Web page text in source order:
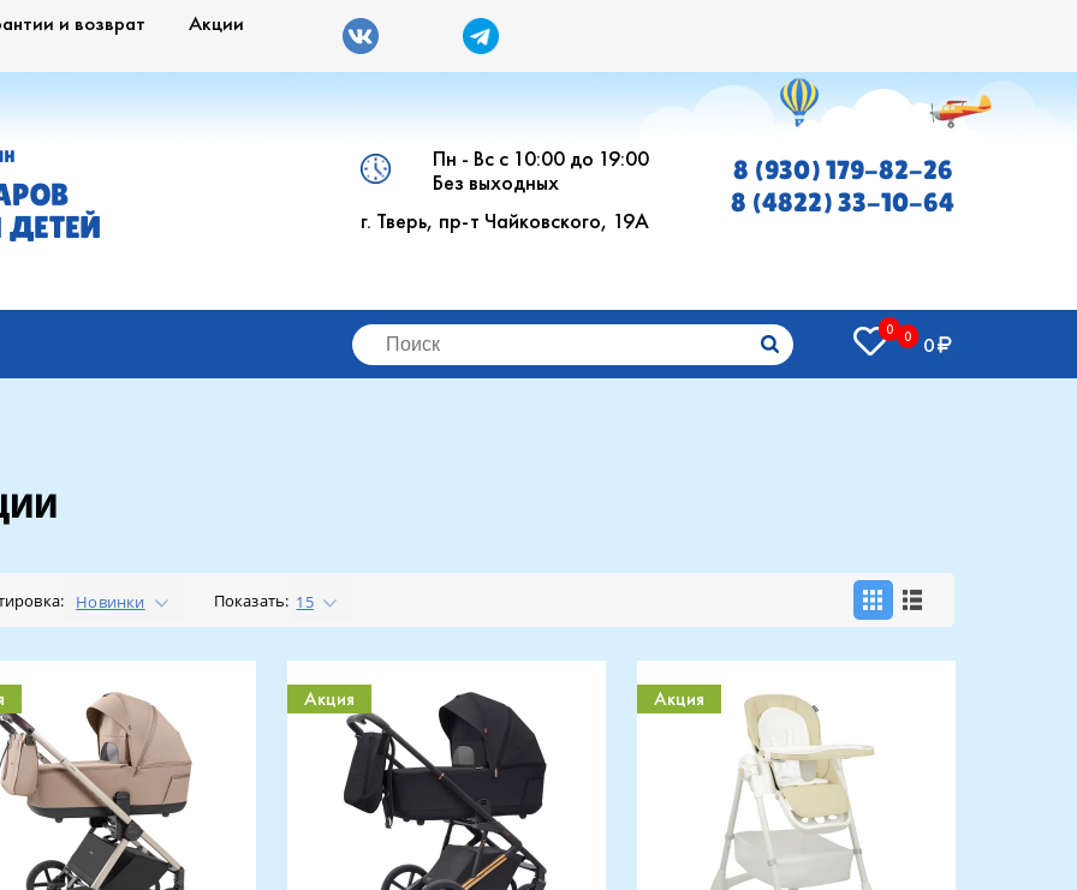
и возврат Акции
Пн - Вс с 10:00 до 19:00
Без выходных
г. Тверь, пр-т Чайковского, 19А
8 (930) 179-82-26
8 (4822) 33-10-64
0 0 0
Новинки Показать: 15
Акция Акция